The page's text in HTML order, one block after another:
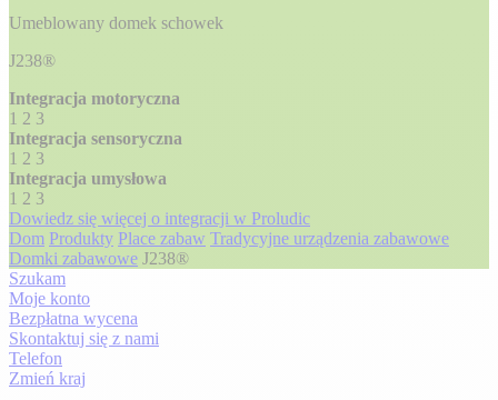
Umeblowany domek schowek
J238®
Integracja motoryczna
1 2 3
Integracja sensoryczna
1 2 3
Integracja umysłowa
1 2 3
Dowiedz się więcej o integracji w Proludic
Dom Produkty Place zabaw Tradycyjne urządzenia zabawowe
Domki zabawowe J238®
Szukam
Moje konto
Bezpłatna wycena
Skontaktuj się z nami
Telefon
Zmień kraj